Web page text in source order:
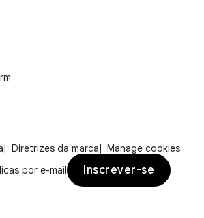
Diretrizes da marca
Manage cookies
por e-mail
Inscrever-se